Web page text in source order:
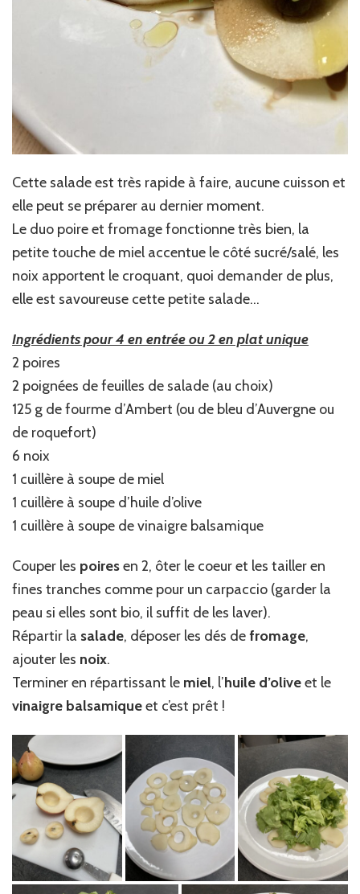
Cette salade est très rapide à faire, aucune cuisson et
elle peut se préparer au dernier moment.
Le duo poire et fromage fonctionne très bien, la
petite touche de miel accentue le côté sucré/salé, les
noix apportent le croquant, quoi demander de plus,
elle est savoureuse cette petite salade…
Ingrédients pour 4 en entrée ou 2 en plat unique
2 poires
2 poignées de feuilles de salade (au choix)
125 g de fourme d’Ambert (ou de bleu d’Auvergne ou
de roquefort)
6 noix
1 cuillère à soupe de miel
1 cuillère à soupe d’huile d’olive
1 cuillère à soupe de vinaigre balsamique
Couper les poiresen 2, ôter le coeur et les tailler en
fines tranches comme pour un carpaccio (garder la
peau si elles sont bio, il suffit de les laver).
Répartir la salade, déposer les dés defromage,
ajouter les noix.
Terminer en répartissant le miel, l’huile d’oliveet le
vinaigre balsamiqueet c’est prêt !